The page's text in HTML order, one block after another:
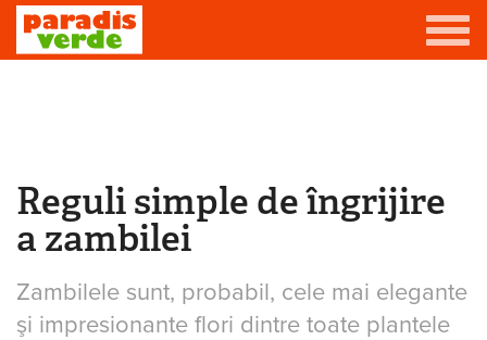
Viță-de-vie
Casă
Producători de vin
Eşti aici
Reguli simple de îngrijire
a zambilei
Zambilele sunt, probabil, cele mai elegante
şi impresionante flori dintre toate plantele